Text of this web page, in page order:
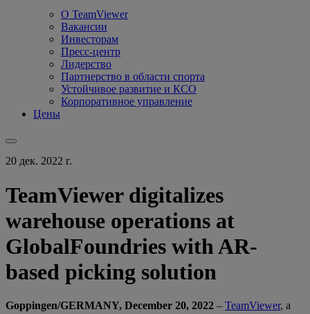
О TeamViewer
Вакансии
Инвесторам
Пресс-центр
Лидерство
Партнерство в области спорта
Устойчивое развитие и КСО
Корпоративное управление
Цены
20 дек. 2022 г.
TeamViewer digitalizes
warehouse operations at
GlobalFoundries with AR-
based picking solution
Goppingen/GERMANY, December 20, 2022 – TeamViewer, a